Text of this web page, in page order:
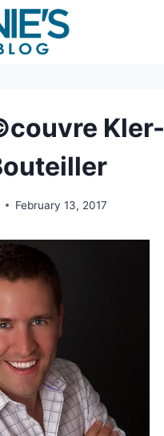
Kler-
February 13, 2017